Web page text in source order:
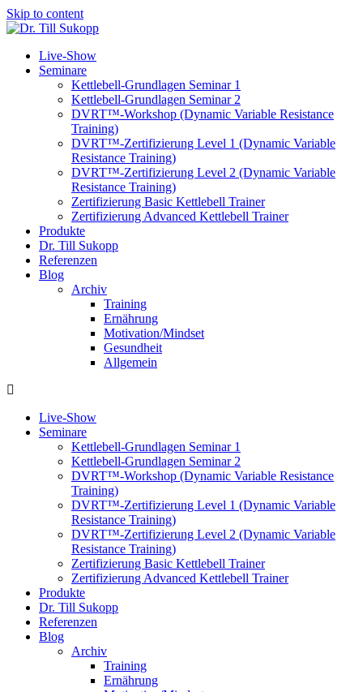
Skip to content
Live-Show
Seminare
Kettlebell-Grundlagen Seminar 1
Kettlebell-Grundlagen Seminar 2
DVRT™-Workshop (Dynamic Variable Resistance
Training)
DVRT™-Zertifizierung Level 1 (Dynamic Variable
Resistance Training)
DVRT™-Zertifizierung Level 2 (Dynamic Variable
Resistance Training)
Zertifizierung Basic Kettlebell Trainer
Zertifizierung Advanced Kettlebell Trainer
Produkte
Dr. Till Sukopp
Referenzen
Blog
Archiv
Training
Ernährung
Motivation/Mindset
Gesundheit
Allgemein
Live-Show
Seminare
Kettlebell-Grundlagen Seminar 1
Kettlebell-Grundlagen Seminar 2
DVRT™-Workshop (Dynamic Variable Resistance
Training)
DVRT™-Zertifizierung Level 1 (Dynamic Variable
Resistance Training)
DVRT™-Zertifizierung Level 2 (Dynamic Variable
Resistance Training)
Zertifizierung Basic Kettlebell Trainer
Zertifizierung Advanced Kettlebell Trainer
Produkte
Dr. Till Sukopp
Referenzen
Blog
Archiv
Training
Ernährung